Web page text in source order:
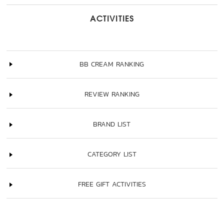
ACTIVITIES
BB CREAM RANKING
REVIEW RANKING
BRAND LIST
CATEGORY LIST
FREE GIFT ACTIVITIES